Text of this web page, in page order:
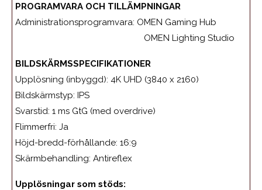
PROGRAMVARA OCH TILLÄMPNINGAR
Administrationsprogramvara: OMEN Gaming Hub
OMEN Lighting Studio
BILDSKÄRMSSPECIFIKATIONER
Upplösning (inbyggd): 4K UHD (3840 x 2160)
Bildskärmstyp: IPS
Svarstid: 1 ms GtG (med overdrive)
Flimmerfri: Ja
Höjd-bredd-förhållande: 16:9
Skärmbehandling: Antireflex
Upplösningar som stöds: